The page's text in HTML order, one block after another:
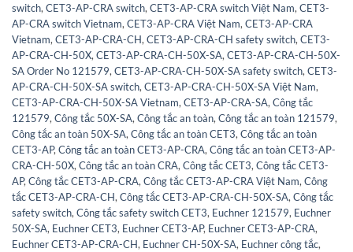
switch,CET3-AP-CRA switch,CET3-AP-CRA switch Việt Nam,CET3-
AP-CRA switch Vietnam,CET3-AP-CRA Việt Nam,CET3-AP-CRA
Vietnam,CET3-AP-CRA-CH,CET3-AP-CRA-CH safety switch,CET3-
AP-CRA-CH-50X,CET3-AP-CRA-CH-50X-SA,CET3-AP-CRA-CH-50X-
SA Order No 121579,CET3-AP-CRA-CH-50X-SA safety switch,CET3-
AP-CRA-CH-50X-SA switch,CET3-AP-CRA-CH-50X-SA Việt Nam,
CET3-AP-CRA-CH-50X-SA Vietnam,CET3-AP-CRA-SA,Công tắc
121579,Công tắc 50X-SA,Công tắc an toàn,Công tắc an toàn 121579,
Công tắc an toàn 50X-SA,Công tắc an toàn CET3,Công tắc an toàn
CET3-AP,Công tắc an toàn CET3-AP-CRA,Công tắc an toàn CET3-AP-
CRA-CH-50X,Công tắc an toàn CRA,Công tắc CET3,Công tắc CET3-
AP,Công tắc CET3-AP-CRA,Công tắc CET3-AP-CRA Việt Nam,Công
tắc CET3-AP-CRA-CH,Công tắc CET3-AP-CRA-CH-50X-SA,Công tắc
safety switch,Công tắc safety switch CET3, Euchner 121579, Euchner
50X-SA, Euchner CET3, Euchner CET3-AP, Euchner CET3-AP-CRA,
Euchner CET3-AP-CRA-CH, Euchner CH-50X-SA, Euchner công tắc,